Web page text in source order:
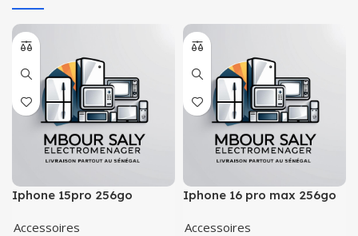
Iphone 15pro 256go
Accessoires
Iphone 16 pro max 256go
Accessoires